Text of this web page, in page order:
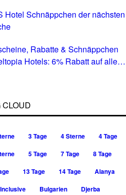
Hotel Schnäppchen der nächsten
Rabatte & Schnäppchen
Hotels: 6% Rabatt auf alle
CLOUD
3 Tage 4 Sterne
4 Tage
5 Tage 7 Tage
8 Tage
13 Tage 14 Tage
Alanya
Bulgarien
Djerba